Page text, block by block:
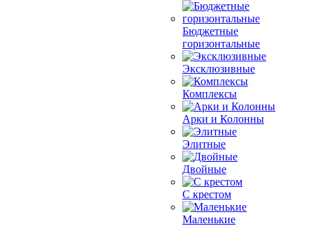
Бюджетные
горизонтальные
Эксклюзивные
Комплексы
Арки и Колонны
Элитные
Двойные
С крестом
Маленькие